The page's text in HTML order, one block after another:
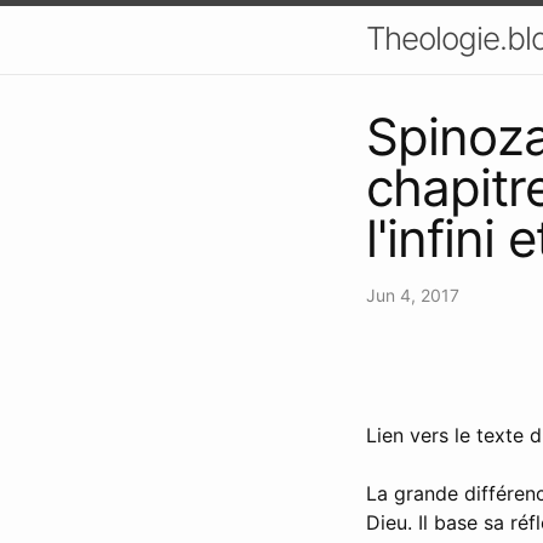
l'infini
Jun 4, 2017
Lien vers le texte
La grande
Dieu. Il base sa